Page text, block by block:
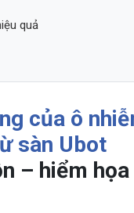
quả
của ô
sàn Ubot
– hiểm